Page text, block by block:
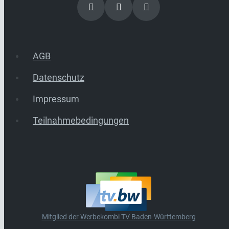
AGB
Datenschutz
Impressum
Teilnahmebedingungen
Mitglied der Werbekombi TV Baden-Württemberg